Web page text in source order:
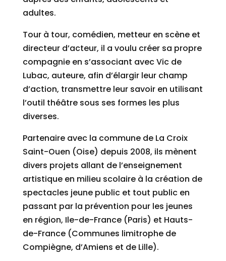
adultes.
Tour à tour, comédien, metteur en scène et
directeur d’acteur, il a voulu créer sa propre
compagnie en s’associant avec Vic de
Lubac, auteure, afin d’élargir leur champ
d’action, transmettre leur savoir en utilisant
l’outil théâtre sous ses formes les plus
diverses.
Partenaire avec la commune de La Croix
Saint-Ouen (Oise) depuis 2008, ils mènent
divers projets allant de l’enseignement
artistique en milieu scolaire à la création de
spectacles jeune public et tout public en
passant par la prévention pour les jeunes
en région, Ile-de-France (Paris) et Hauts-
de-France (Communes limitrophe de
Compiègne, d’Amiens et de Lille).